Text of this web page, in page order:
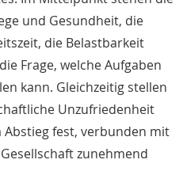
und Gesundheit, die
die Belastbarkeit
Frage, welche Aufgaben
kann. Gleichzeitig stellen
Unzufriedenheit
fest, verbunden mit
zunehmend